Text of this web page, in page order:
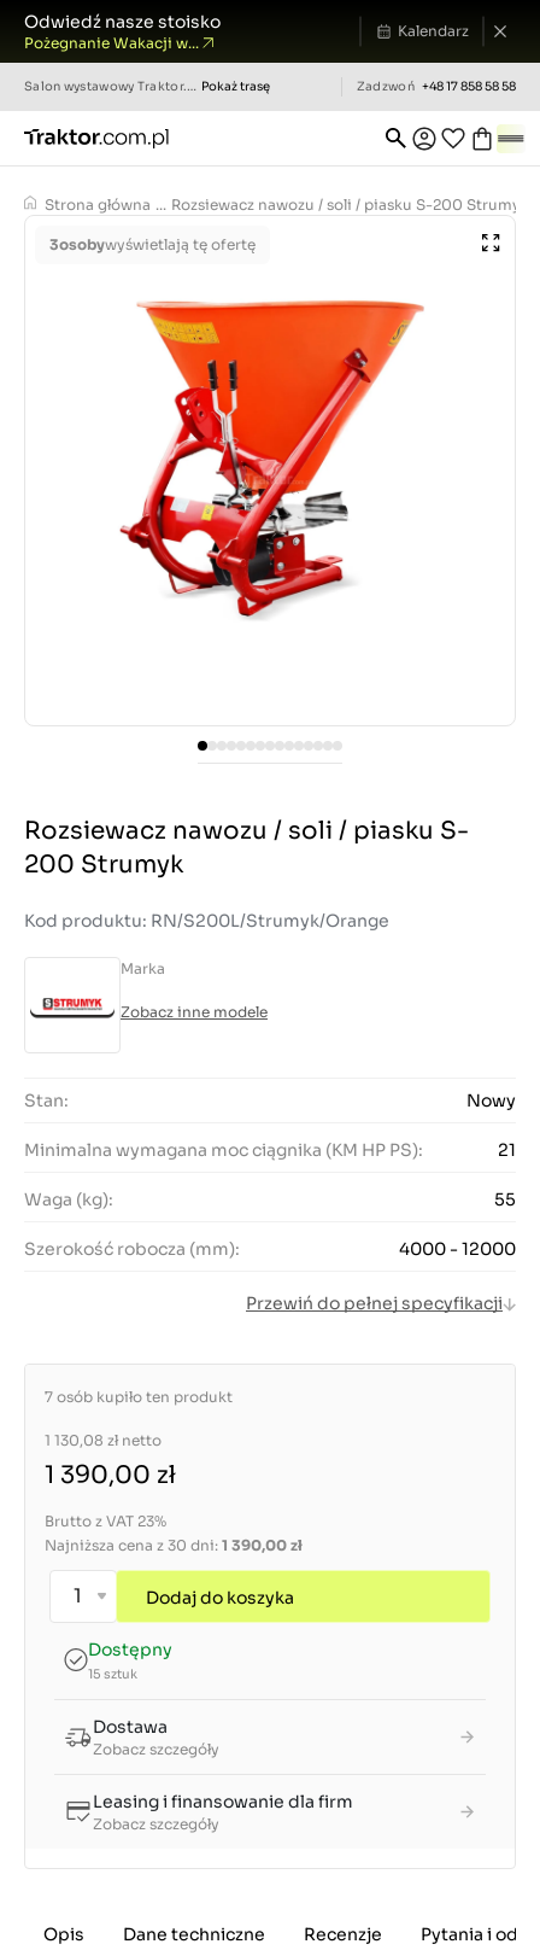
Odwiedź nasze stoisko
Pożegnanie Wakacji w...
Kalendarz
Salon wystawowy Traktor.com.pl Pokaż trasę Zadzwoń +48 17 858 58 58
Strona główna ... Rozsiewacz nawozu / soli / piasku S-200 Strumyk
3osobywyświetlają tę ofertę
Rozsiewacz nawozu / soli / piasku S-
200 Strumyk
Kod produktu: RN/S200L/Strumyk/Orange
Marka
Zobacz inne modele
Stan: Nowy
Minimalna wymagana moc ciągnika (KM HP PS): 21
Waga (kg): 55
Szerokość robocza (mm): 4000 - 12000
Przewiń do pełnej specyfikacji
7 osób kupiło ten produkt
1 130,08 zł netto
1 390,00 zł
Brutto z VAT 23%
Najniższa cena z 30 dni: 1 390,00 zł
Dodaj do koszyka
Dostępny
15 sztuk
Dostawa
Zobacz szczegóły
Leasing i finansowanie dla firm
Zobacz szczegóły
Opis Dane techniczne Recenzje Pytania i